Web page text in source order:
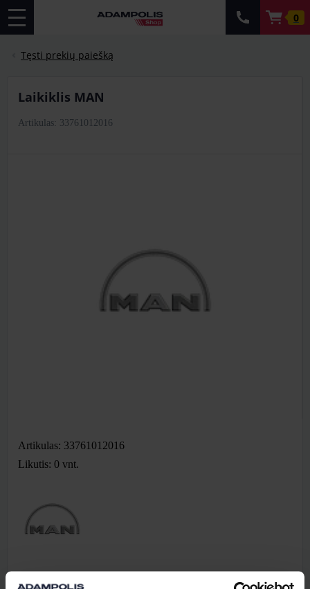
0
Tęsti prekių paiešką
Laikiklis MAN
Artikulas: 33761012016
Artikulas: 33761012016
Likutis: 0 vnt.
23,85 €